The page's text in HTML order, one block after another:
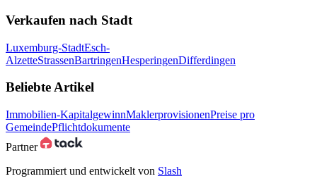
Verkaufen nach Stadt
Luxemburg-StadtEsch-
AlzetteStrassenBartringenHesperingenDifferdingen
Beliebte Artikel
Immobilien-KapitalgewinnMaklerprovisionenPreise pro
GemeindePflichtdokumente
Partner
Programmiert und entwickelt von Slash